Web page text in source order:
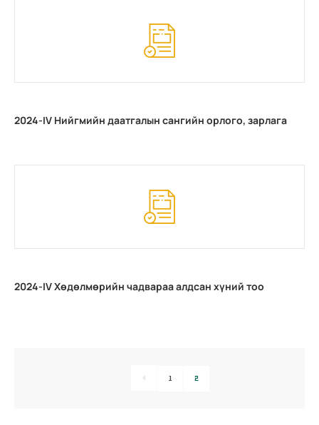
2024-IV Нийгмийн даатгалын сангийн орлого, зарлага
2024-IV Хөдөлмөрийн чадвараа алдсан хүний тоо
1 2